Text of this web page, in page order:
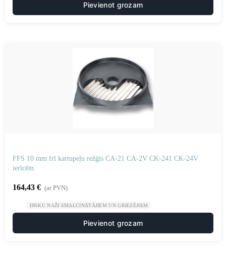
Pievienot grozam
FFS 10 mm frī kartupeļu režģis CA-21 CA-2V CK-241 CK-24V
ierīcēm
164,43 € (ar PVN)
DISKU NAŽI SMALCINĀTĀJIEM UN GRIEZĒJIEM
Pievienot grozam